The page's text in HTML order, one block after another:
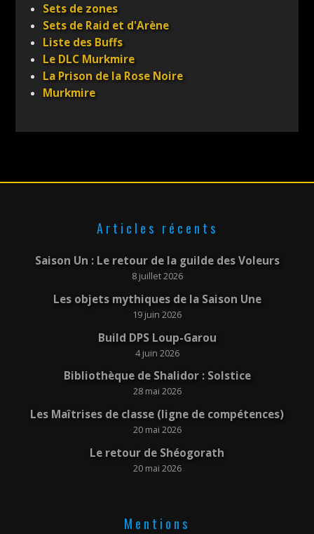
Sets de zones
Sets de Raid et d'Arène
Liste des Buffs
Le DLC Murkmire
La Prison de la Rose Noire
Murkmire
Articles récents
Saison Un : Le retour de la guilde des Voleurs
8 juillet 2026
Les objets mythiques de la Saison Une
19 juin 2026
Build DPS Loup-Garou
4 juin 2026
Bibliothèque de Shalidor : Solstice
28 mai 2026
Les Maîtrises de classe (ligne de compétences)
20 mai 2026
Le retour de Shéogorath
20 mai 2026
Mentions